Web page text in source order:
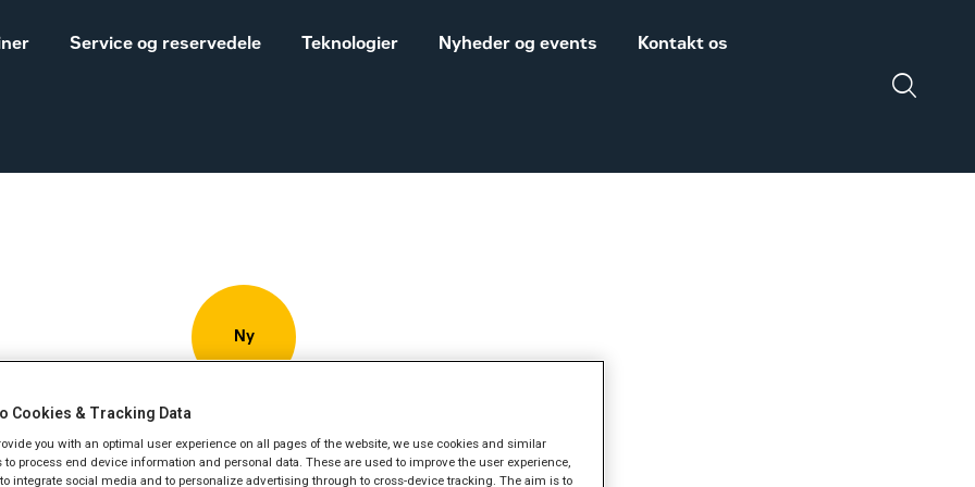
Service og reservedele Teknologier Nyheder og events Kontakt os
Construction
Equipment
Sales and delivery
VEDRØRENDE TOLD
Ny
Cat D8 dozer
Cookies & Tracking Data
you with an optimal user experience on all pages of the website, we use cookies and similar
to process end device information and personal data. These are used to improve the user experience,
integrate social media and to personalize advertising through to cross-device tracking. The aim is to